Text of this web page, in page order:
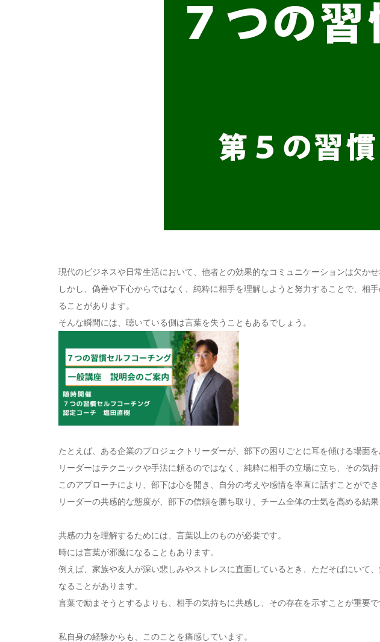
現代のビジネスや日常生活において、他者との効果的なコミュニケーションは欠かせ
しかし、偽善や下心からではなく、純粋に相手を理解しようと努力することで、相
ることがあります。
そんな瞬間には、聴いている側は言葉を失うこともあるでしょう。
たとえば、ある企業のプロジェクトリーダーが、部下の困りごとに耳を傾ける場面を
リーダーはテクニックや手法に頼るのではなく、純粋に相手の立場に立ち、その気持
このアプローチにより、部下は心を開き、自分の考えや感情を率直に話すことができ
リーダーの共感的な態度が、部下の信頼を勝ち取り、チーム全体の士気を高める結果
共感の力を理解するためには、言葉以上のものが必要です。
時には言葉が邪魔になることもあります。
例えば、家族や友人が深い悲しみやストレスに直面しているとき、ただそばにいて
なることがあります。
言葉で励まそうとするよりも、相手の気持ちに共感し、その存在を示すことが重要で
私自身の経験からも、このことを痛感しています。